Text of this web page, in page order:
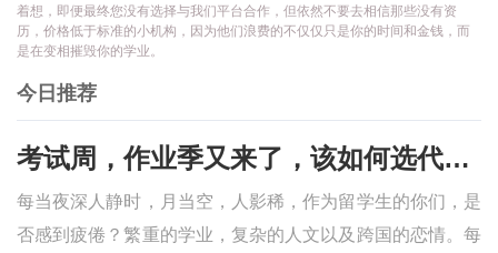
着想，即便最终您没有选择与我们平台合作，但依然不要去相信那些没有资
历，价格低于标准的小机构，因为他们浪费的不仅仅只是你的时间和金钱，而
是在变相摧毁你的学业。
今日推荐
考试周，作业季又来了，该如何选代写？便宜的代写、代考会有哪些问题？
每当夜深人静时，月当空，人影稀，作为留学生的你们，是
否感到疲倦？繁重的学业，复杂的人文以及跨国的恋情。每